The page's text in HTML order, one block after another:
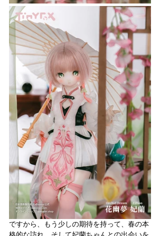
ですから、もう少しの期待を持って、春の本